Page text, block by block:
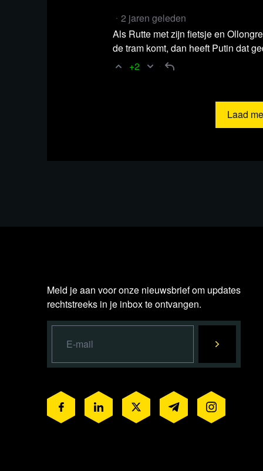
2 jaren geleden
Als Rutte met zijn fietsje en
de tram komt, dan heeft Putin dat
+2
Laad
Meld je aan voor onze nieuwsbrief om updates
rechtstreeks in je inbox te ontvangen.